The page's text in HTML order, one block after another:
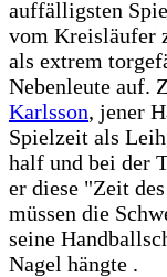
auffälligsten
vom Kreisläufer
als extrem
Nebenleute auf.
Karlsson, jener
Spielzeit als
half und bei der
er diese "Zeit
müssen die
seine
Nagel hängte .